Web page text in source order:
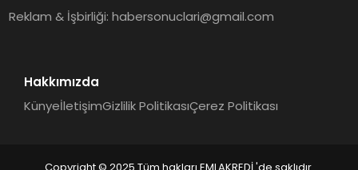
Reklam & İşbirliği:habersonuclari@gmail.com
Hakkımızda
KünyeİletişimGizlilik PolitikasıÇerez Politikası